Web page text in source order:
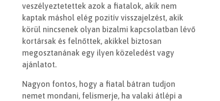
veszélyeztetettek azok a fiatalok, akik nem
kaptak máshol elég pozitív visszajelzést, akik
körül nincsenek olyan bizalmi kapcsolatban lévő
kortársak és felnőttek, akikkel biztosan
megosztanának egy ilyen közeledést vagy
ajánlatot.
Nagyon fontos, hogy a fiatal bátran tudjon
nemet mondani, felismerje, ha valaki átlépi a